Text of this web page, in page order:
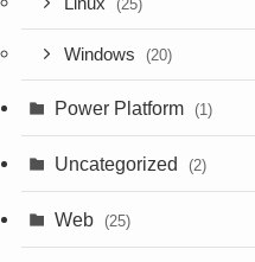
(25)
Windows (20)
Power Platform (1)
Uncategorized (2)
Web (25)